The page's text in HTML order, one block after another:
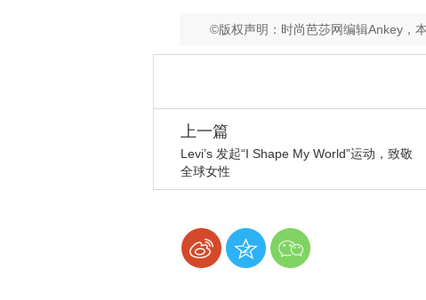
©版权声明：时尚芭莎网编辑Ankey，
上一篇
Levi’s 发起“I Shape My World”运动，致敬
全球女性